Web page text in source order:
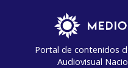
Portal de contenidos
Audiovisual